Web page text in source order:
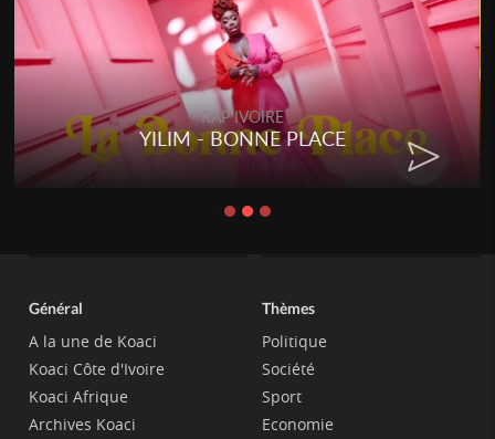
RAP IVOIRE
YILIM - BONNE PLACE
Général
A la une de Koaci
Koaci Côte d'Ivoire
Koaci Afrique
Archives Koaci
Thèmes
Politique
Société
Sport
Economie